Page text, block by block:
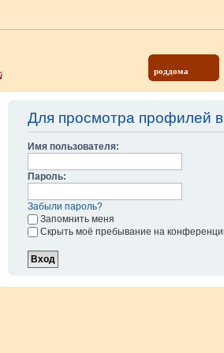
роддома
Для просмотра профилей
Имя пользователя:
Пароль:
Забыли пароль?
Запомнить меня
Скрыть моё пребывание на